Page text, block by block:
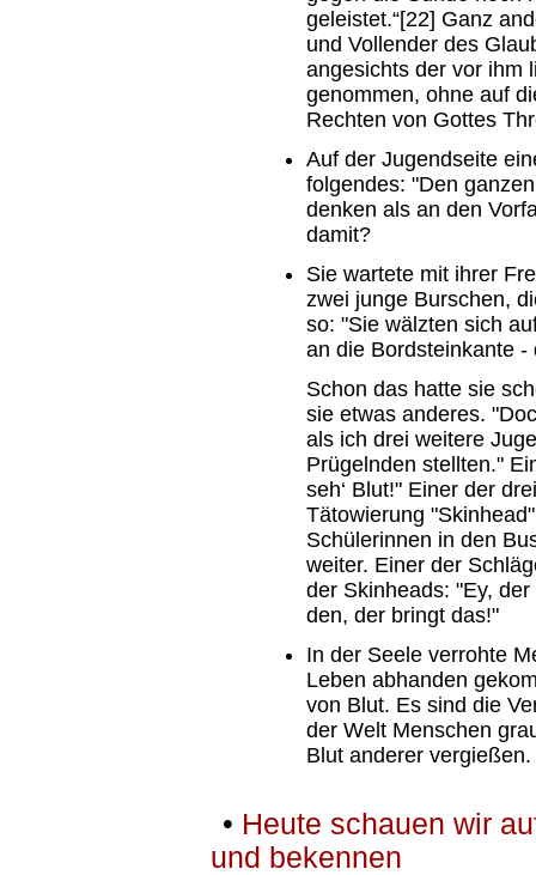
geleistet.“[22] Ganz
und Vollender des
angesichts der vor ihm
genommen, ohne auf
Rechten von Gottes
Auf der Jugendseite
folgendes: "Den
denken als an den
damit?
Sie wartete mit ihrer
zwei junge Burschen,
so: "Sie wälzten sich
an die Bordsteinkante -
Schon das hatte sie
sie etwas anderes.
als ich drei weitere
Prügelnden stellten."
seh‘ Blut!" Einer der
Tätowierung
Schülerinnen in den
weiter. Einer der
der Skinheads: "Ey,
den, der bringt das!"
In der Seele verrohte
Leben abhanden
von Blut. Es sind die
der Welt Menschen
Blut anderer vergießen.
• Heute schauen wir
und bekennen